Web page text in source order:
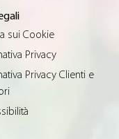
sui Cookie
Privacy
Privacy Clienti e